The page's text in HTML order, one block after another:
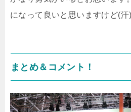
になって良いと思いますけど(汗)
まとめ＆コメント！